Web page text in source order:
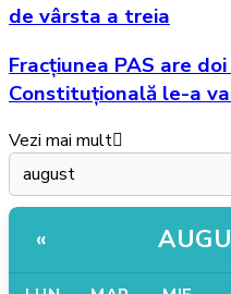
de vârsta a treia
Fracțiunea PAS are
Constituțională le-a
Vezi mai mult
«